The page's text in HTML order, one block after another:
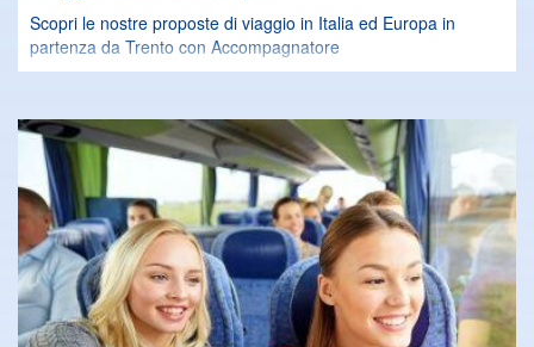
Scopri le nostre proposte di viaggio in Italia ed Europa in
partenza da Trento con Accompagnatore